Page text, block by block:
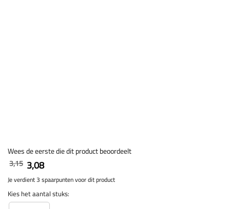
Wees de eerste die dit product beoordeelt
3,15 3,08
Je verdient 3 spaarpunten voor dit product
Kies het aantal stuks: